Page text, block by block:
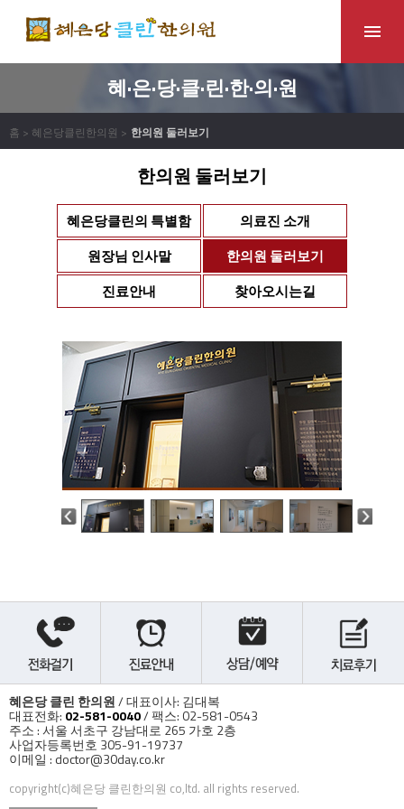
혜·은·당·클·린·한·의·원
홈 > 혜은당클린한의원 > 한의원 둘러보기
한의원 둘러보기
혜은당클린의 특별함
의료진 소개
원장님 인사말
한의원 둘러보기
진료안내
찾아오시는길
혜은당 클린 한의원/ 대표이사: 김대복
대표전화: 02-581-0040/ 팩스: 02-581-0543
주소 : 서울 서초구 강남대로 265 가호 2층
사업자등록번호 305-91-19737
이메일 : doctor@30day.co.kr
copyright(c)혜은당 클린한의원 co,ltd. all rights reserved.